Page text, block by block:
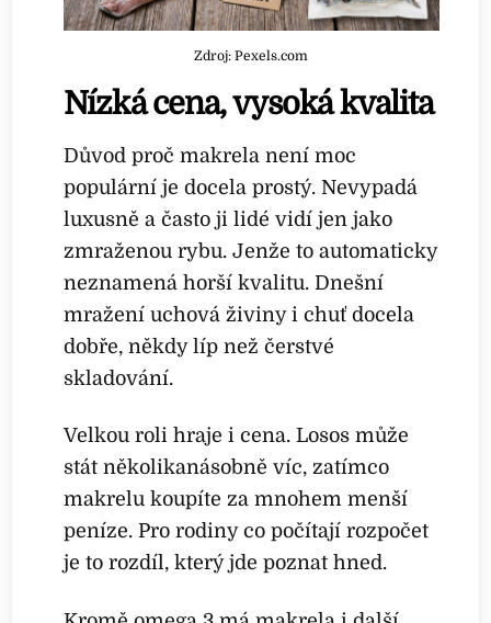
Zdroj: Pexels.com
Nízká cena, vysoká kvalita
Důvod proč makrela není moc
populární je docela prostý. Nevypadá
luxusně a často ji lidé vidí jen jako
zmraženou rybu. Jenže to automaticky
neznamená horší kvalitu. Dnešní
mražení uchová živiny i chuť docela
dobře, někdy líp než čerstvé
skladování.
Velkou roli hraje i cena. Losos může
stát několikanásobně víc, zatímco
makrelu koupíte za mnohem menší
peníze. Pro rodiny co počítají rozpočet
je to rozdíl, který jde poznat hned.